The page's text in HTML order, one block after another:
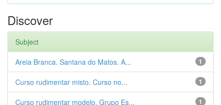
Discover
Subject
1
Areia Branca. Santana do Matos. A...
1
Curso rudimentar misto. Curso no...
1
Curso rudimentar modelo. Grupo Es...